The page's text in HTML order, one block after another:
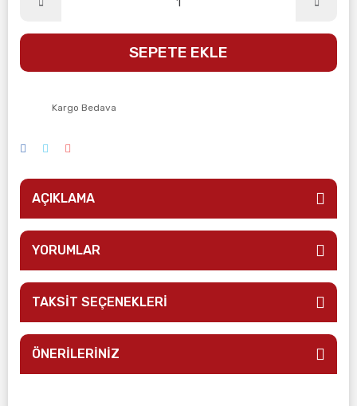
SEPETE EKLE
Kargo Bedava
AÇIKLAMA
YORUMLAR
TAKSİT SEÇENEKLERİ
ÖNERİLERİNİZ